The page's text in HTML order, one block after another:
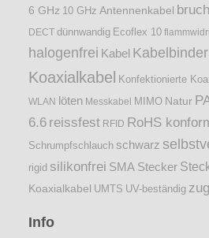
6 GHz 10 GHz Antennenkabel
DECT dünnwandig Ecoflex 10
halogenfrei Kabel Kabelbinder
Koaxialkabel Konfektionierte
WLAN löten Messkabel MIMO Natur
6.6 reissfest RFID RoHS
Schrumpfschlauch schwarz
rigid silikonfrei SMA Stecker
Koaxialkabel UMTS UV-beständig
Info